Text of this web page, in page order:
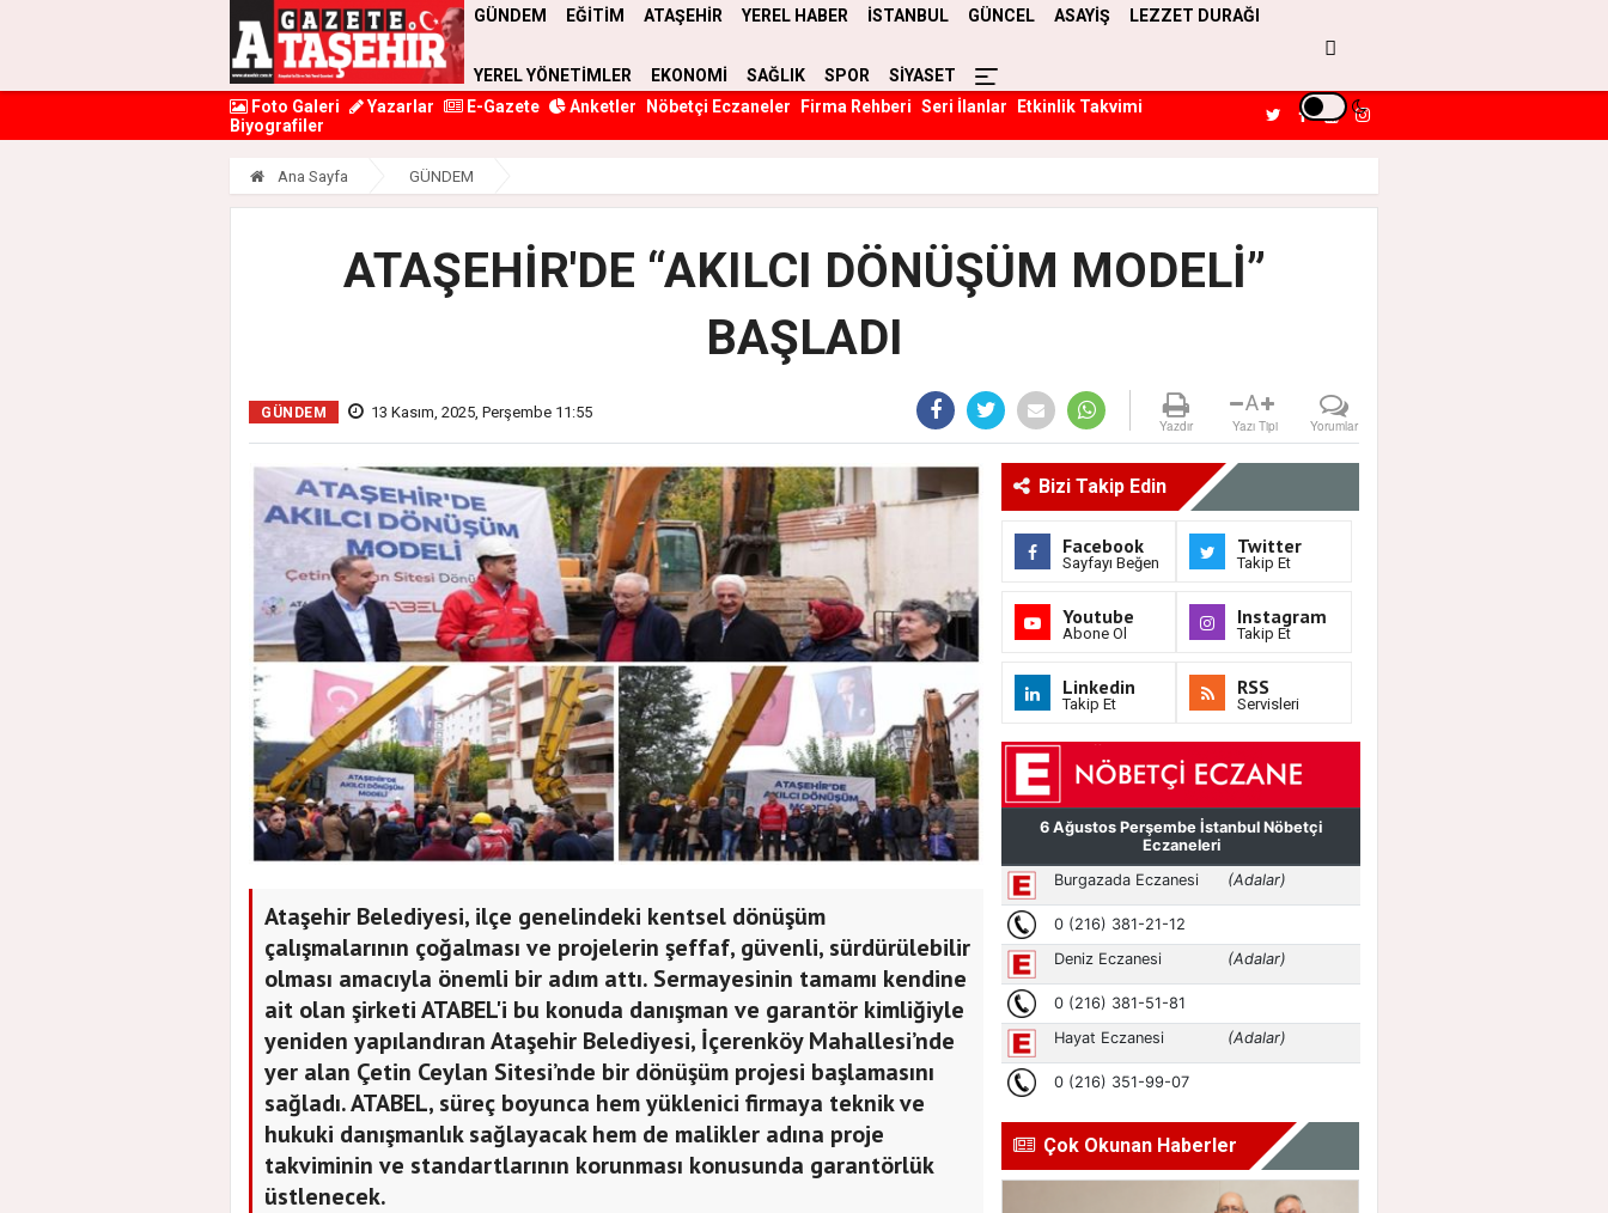
GÜNDEM EĞİTİM ATAŞEHİR YEREL HABER İSTANBUL GÜNCEL ASAYİŞ LEZZET DURAĞI
YEREL YÖNETİMLER EKONOMİ SAĞLIK SPOR
SİYASET
Foto Galeri
Yazarlar E-Gazete Anketler Nöbetçi Eczaneler Firma Rehberi Seri İlanlar
Etkinlik Takvimi
Biyografiler
Ana Sayfa GÜNDEM
ATAŞEHİR'DE “AKILCI DÖNÜŞÜM MODELİ”
BAŞLADI
GÜNDEM 13 Kasım, 2025, Perşembe 11:55
Yazdır
A
Yazı Tipi Yorumlar
Ataşehir Belediyesi, ilçe genelindeki kentsel dönüşüm
çalışmalarının çoğalması ve projelerin şeffaf, güvenli, sürdürülebilir
olması amacıyla önemli bir adım attı. Sermayesinin tamamı kendine
ait olan şirketi ATABEL'i bu konuda danışman ve garantör kimliğiyle
yeniden yapılandıran Ataşehir Belediyesi, İçerenköy Mahallesi’nde
yer alan Çetin Ceylan Sitesi’nde bir dönüşüm projesi başlamasını
sağladı. ATABEL, süreç boyunca hem yüklenici firmaya teknik ve
hukuki danışmanlık sağlayacak hem de malikler adına proje
takviminin ve standartlarının korunması konusunda garantörlük
üstlenecek.
Bizi Takip Edin
Facebook
Sayfayı Beğen
Twitter
Takip Et
Youtube
Abone Ol
Instagram
Takip Et
Linkedin
Takip Et
RSS
Servisleri
Çok Okunan Haberler